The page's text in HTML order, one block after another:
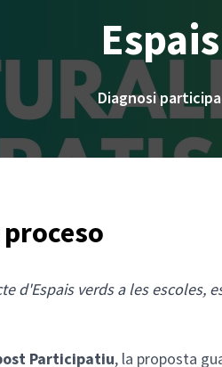
Diagnosi
proceso
d'Espais verds a les escoles,
Participatiu, la proposta